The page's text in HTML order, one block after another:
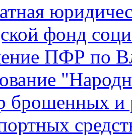
фонд
ПФР по
брошенных и